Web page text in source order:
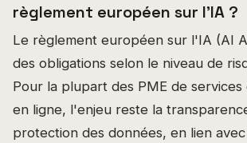
règlement européen sur l'IA ?
Le règlement européen sur l'IA (AI
des obligations selon le niveau de
Pour la plupart des PME de services
en ligne, l'enjeu reste la
protection des données, en lien